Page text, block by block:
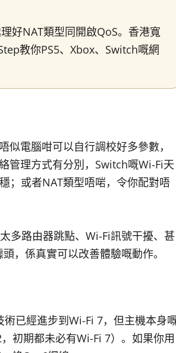
好NAT類型同開啟QoS。香港寬
教你PS5、Xbox、Switch嘅網
電腦咁可以自行調校好多參數，
管理方式有分別，Switch嘅Wi-Fi天
；或者NAT類型唔啱，令你配對唔
多路由器跳點、Wi-Fi訊號干擾、甚
，係真實可以改善體驗嘅動作。
已經進步到Wi-Fi 7，但主機本身
初期都未必有Wi-Fi 7）。如果你用